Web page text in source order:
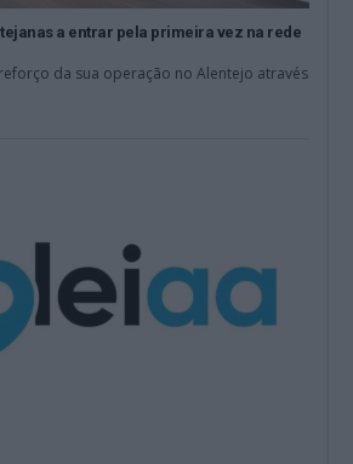
a entrar pela primeira vez na rede
da sua operação no Alentejo através